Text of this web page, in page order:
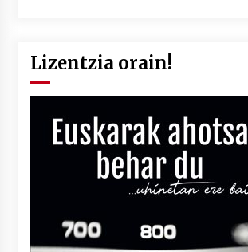
Lizentzia orain!